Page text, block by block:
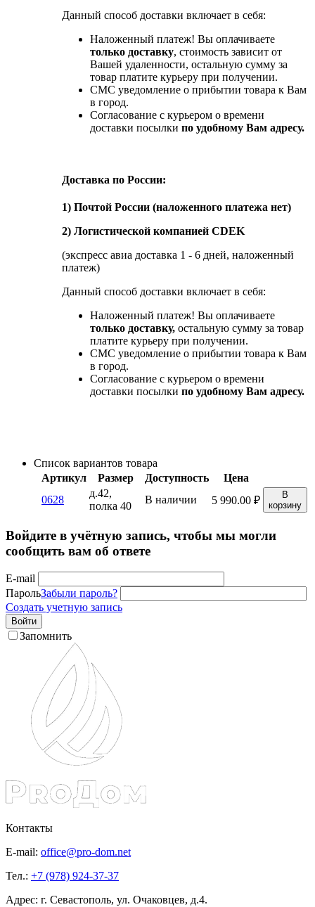
Данный способ доставки включает в себя:
Наложенный платеж! Вы оплачиваете
только доставку, стоимость зависит от
Вашей удаленности, остальную сумму за
товар платите курьеру при получении.
СМС уведомление о прибытии товара к Вам
в город.
Согласование с курьером о времени
доставки посылки по удобному Вам адресу.
Доставка по России:
1) Почтой России (наложенного платежа нет)
2) Логистической компанией CDEK
(экспресс авиа доставка 1 - 6 дней, наложенный
платеж)
Данный способ доставки включает в себя:
Наложенный платеж! Вы оплачиваете
только доставку, остальную сумму за товар
платите курьеру при получении.
СМС уведомление о прибытии товара к Вам
в город.
Согласование с курьером о времени
доставки посылки по удобному Вам адресу.
Список вариантов товара
Артикул
Размер Доступность
Цена
0628
д.42,
полка 40
В наличии 5 990.00 ₽
В
корзину
Войдите в учётную запись, чтобы мы могли
сообщить вам об ответе
E-mail
ПарольЗабыли пароль?
Создать учетную запись
Войти
Запомнить
Контакты
E-mail: office@pro-dom.net
Тел.: +7 (978) 924-37-37
Адрес: г. Севастополь, ул. Очаковцев, д.4.